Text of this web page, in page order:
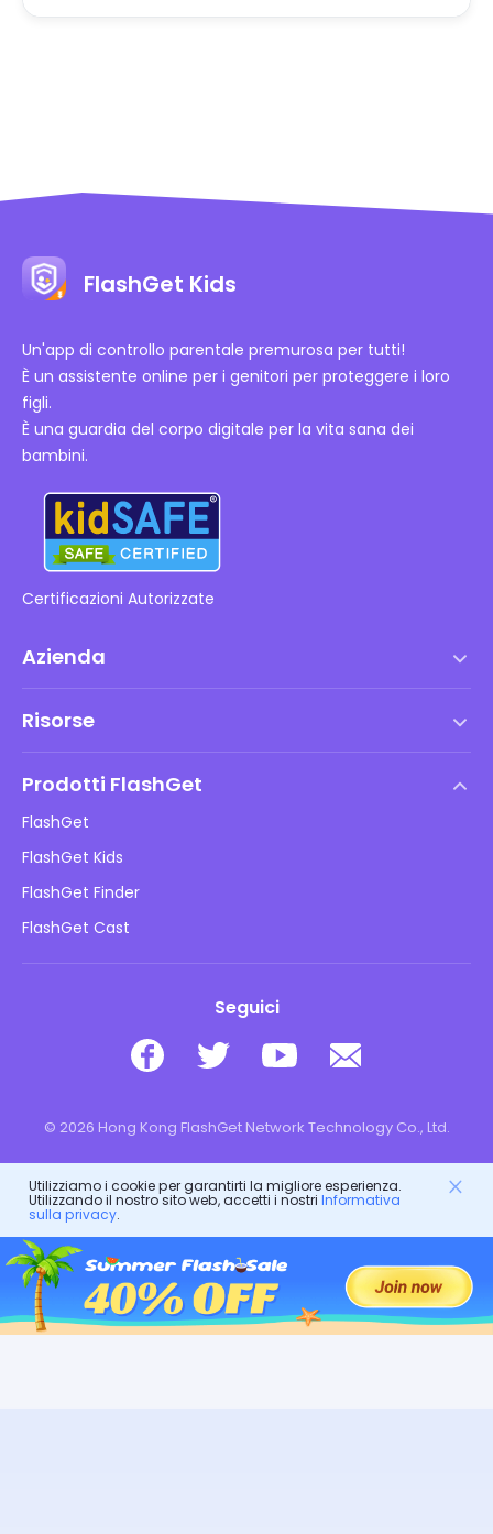
FlashGet Kids
Un'app di controllo parentale premurosa per tutti!
È un assistente online per i genitori per proteggere i loro
figli.
È una guardia del corpo digitale per la vita sana dei
bambini.
Certificazioni Autorizzate
Azienda
Politica DMCA
Informativa sulla privacy
Politiche pubblicitarie
Non vendere le mie informazioni
Risorse
Blog
Sicurezza online dei bambini
Scarica
Prodotti FlashGet
FlashGet
FlashGet Kids
FlashGet Finder
FlashGet Cast
Seguici
© 2026 Hong Kong FlashGet Network Technology Co., Ltd.
Utilizziamo i cookie per garantirti la migliore esperienza.
Utilizzando il nostro sito web, accetti i nostri Informativa
sulla privacy.